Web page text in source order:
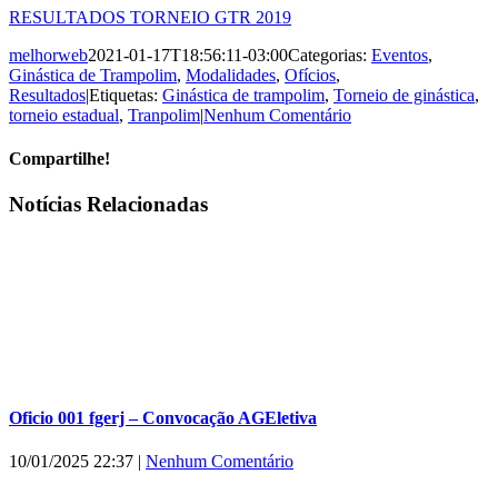
RESULTADOS TORNEIO GTR 2019
melhorweb2021-01-17T18:56:11-03:00Categorias: Eventos,
Ginástica de Trampolim, Modalidades, Ofícios,
Resultados|Etiquetas: Ginástica de trampolim, Torneio de ginástica,
torneio estadual, Tranpolim|Nenhum Comentário
Compartilhe!
Facebook
X
WhatsApp
E-
Notícias Relacionadas
Oficio 001 fgerj – Convocação AGEletiva
10/01/2025 22:37 | Nenhum Comentário